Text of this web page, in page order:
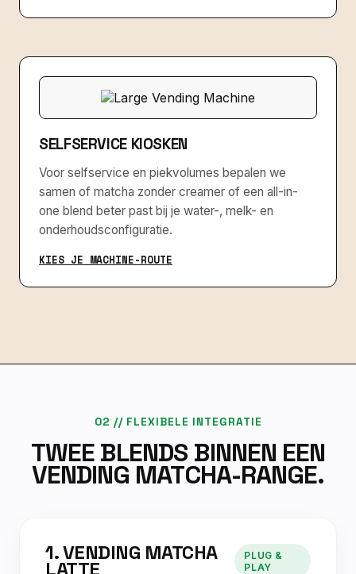
SELFSERVICE KIOSKEN
Voor selfservice en piekvolumes bepalen we
samen of matcha zonder creamer of een all-in-
one blend beter past bij je water-, melk- en
onderhoudsconfiguratie.
KIES JE MACHINE-ROUTE
02 // FLEXIBELE INTEGRATIE
TWEE BLENDS BINNEN EEN
VENDING MATCHA-RANGE.
1. VENDING MATCHA
LATTE
PLUG &
PLAY